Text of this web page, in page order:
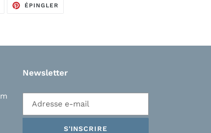
TWEETERÉPINGLER
Newsletter
S'INSCRIRE